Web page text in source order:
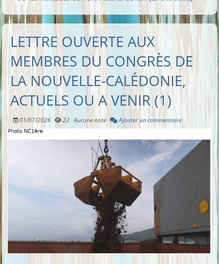
LETTRE OUVERTE AUX
MEMBRES DU CONGRÈS DE
LA NOUVELLE-CALÉDONIE,
ACTUELS OU A VENIR (1)
01/07/2026 22 Aucune note Ajouter un commentaire